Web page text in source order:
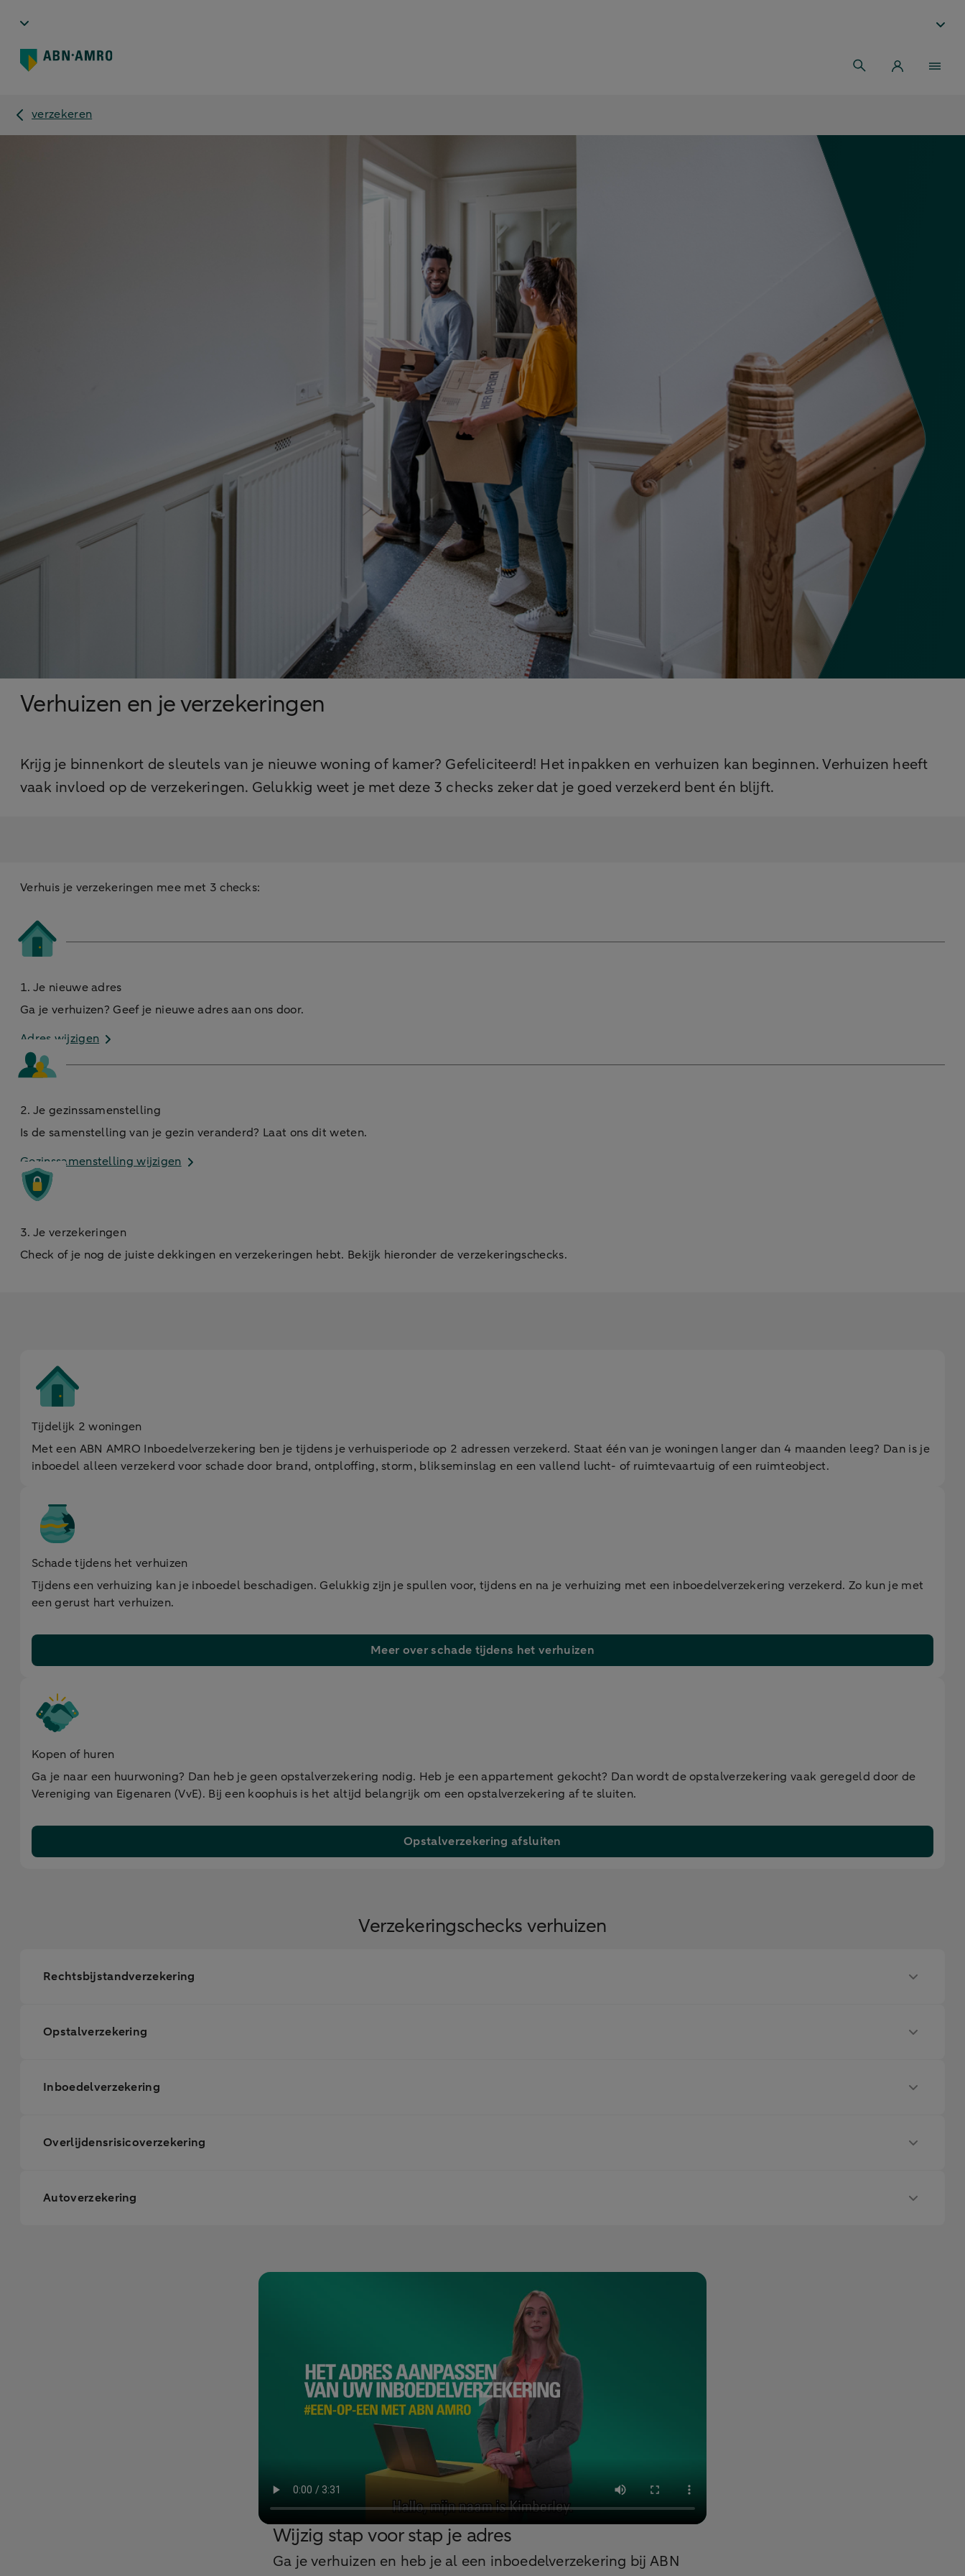
verzekeren
Verhuizen en je verzekeringen
Krijg je binnenkort de sleutels van je nieuwe woning of kamer? Gefeliciteerd! Het inpakken en verhuizen kan beginnen. Verhuizen heeft
vaak invloed op de verzekeringen. Gelukkig weet je met deze 3 checks zeker dat je goed verzekerd bent én blijft.
Verhuis je verzekeringen mee met 3 checks:
1. Je nieuwe adres
Ga je verhuizen? Geef je nieuwe adres aan ons door.
Adres wijzigen
2. Je gezinssamenstelling
Is de samenstelling van je gezin veranderd? Laat ons dit weten.
Gezinssamenstelling wijzigen
3. Je verzekeringen
Check of je nog de juiste dekkingen en verzekeringen hebt. Bekijk hieronder de verzekeringschecks.
Tijdelijk 2 woningen
Met een ABN AMRO Inboedelverzekering ben je tijdens je verhuisperiode op 2 adressen verzekerd. Staat één van je woningen langer dan 4 maanden leeg? Dan is je
inboedel alleen verzekerd voor schade door brand, ontploffing, storm, blikseminslag en een vallend lucht- of ruimtevaartuig of een ruimteobject.
Schade tijdens het verhuizen
Tijdens een verhuizing kan je inboedel beschadigen. Gelukkig zijn je spullen voor, tijdens en na je verhuizing met een inboedelverzekering verzekerd. Zo kun je met
een gerust hart verhuizen.
Meer over schade tijdens het verhuizen
Kopen of huren
Ga je naar een huurwoning? Dan heb je geen opstalverzekering nodig. Heb je een appartement gekocht? Dan wordt de opstalverzekering vaak geregeld door de
Vereniging van Eigenaren (VvE). Bij een koophuis is het altijd belangrijk om een opstalverzekering af te sluiten.
Opstalverzekering afsluiten
Verzekeringschecks verhuizen
Rechtsbijstandverzekering
Opstalverzekering
Inboedelverzekering
Overlijdensrisicoverzekering
Autoverzekering
Wijzig stap voor stap je adres
Ga je verhuizen en heb je al een inboedelverzekering bij ABN